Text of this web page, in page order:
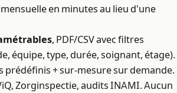
en minutes au lieu d'une
, PDF/CSV avec filtres
équipe, type, durée, soignant, étage).
prédéfinis + sur-mesure sur demande.
Zorginspectie, audits INAMI. Aucun